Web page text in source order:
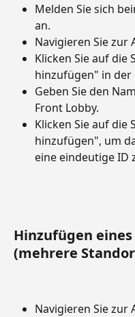
Melden Sie sich
an.
Navigieren Sie zur
Klicken Sie auf die
hinzufügen" in der
Geben Sie den
Front Lobby.
Klicken Sie auf die
hinzufügen", um
eine eindeutige ID
Hinzufügen
(mehrere
Navigieren Sie zur